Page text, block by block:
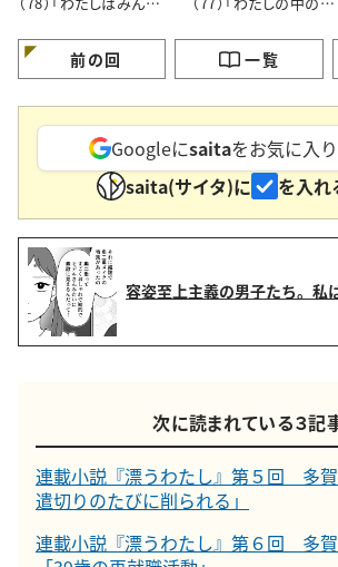
前の回 一覧
Googleにsaitaをお気に入
saita(サイタ)に
を入れ
容姿至上主義の男子たち。私
次に読まれている３記
連載小説『漂うわたし』第５回 多
遣切りのたびに削られる」
連載小説『漂うわたし』第６回 多賀